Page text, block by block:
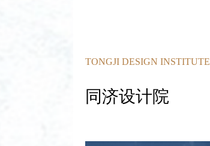
TONGJI DESIGN INSTITUTE
同济设计院